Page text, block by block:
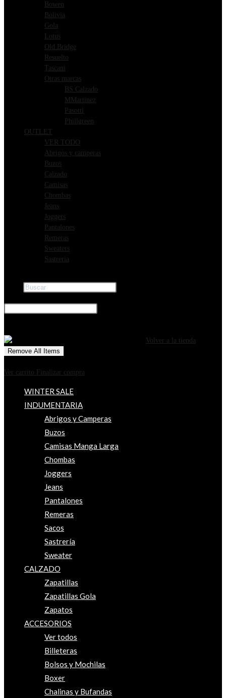
Bowen
Bolivia
Gola
Lotus
Old Bridge
Resuelto
Tascani
Otras marcas
BS Calzado
MMartinez
Pasotti
Phillgreen
OUTLET
VER TODO
Abrigos y camperas
Buzos
Calzado
Camisas
Chombas
Jeans
Joggers
Pantalones
Remeras
Sweaters
Sastreria
Volver a la tienda
Remove All Items
Ver carrito
Finalizar compra
WINTER SALE
INDUMENTARIA
Abrigos y Camperas
Buzos
Camisas Manga Larga
Chombas
Joggers
Jeans
Pantalones
Remeras
Sacos
Sastrería
Sweater
CALZADO
Zapatillas
Zapatillas Gola
Zapatos
ACCESORIOS
Ver todos
Billeteras
Bolsos y Mochilas
Boxer
Chalinas y Bufandas